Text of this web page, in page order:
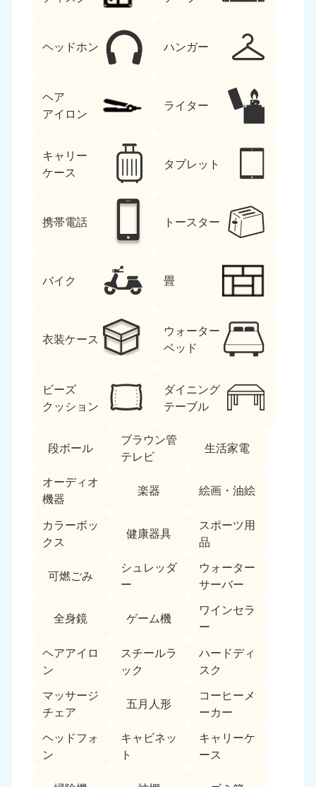
ヘッドホン ハンガー
ヘア
アイロン
ライター
キャリー
ケース
タブレット
携帯電話 トースター
バイク 畳
衣装ケース
ウォーター
ベッド
ビーズ
クッション
ダイニング
テーブル
段ボール
ブラウン管
テレビ
生活家電
オーディオ
機器
楽器 絵画・油絵
カラーボッ
クス
健康器具
スポーツ用
品
可燃ごみ
シュレッダ
ー
ウォーター
サーバー
全身鏡 ゲーム機
ワインセラ
ー
ヘアアイロ
ン
スチールラ
ック
ハードディ
スク
マッサージ
チェア
五月人形
コーヒーメ
ーカー
ヘッドフォ
ン
キャビネッ
ト
キャリーケ
ース
北海道
9:00〜19:00 年中無休 9:00〜19:00 年中無休
050-1881-5274
9:00〜19:00 年中無休
050-1881-5275
9:00〜19:00 年中無休
山形県
050-1881-5273
宮城県
050-1881-5272